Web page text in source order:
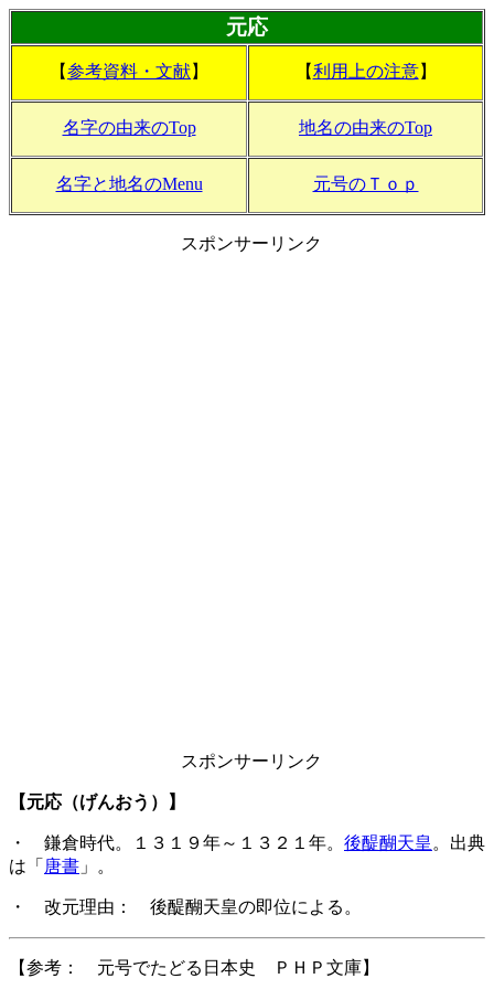
元応
【参考資料・文献】 【利用上の注意】
名字の由来のTop 地名の由来のTop
名字と地名のMenu 元号のＴｏｐ
スポンサーリンク
スポンサーリンク
【元応（げんおう）】
・ 鎌倉時代。１３１９年～１３２１年。 後醍醐天皇 。出典
は「 唐書 」。
・ 改元理由： 後醍醐天皇の即位による。
【参考： 元号でたどる日本史 ＰＨＰ文庫】